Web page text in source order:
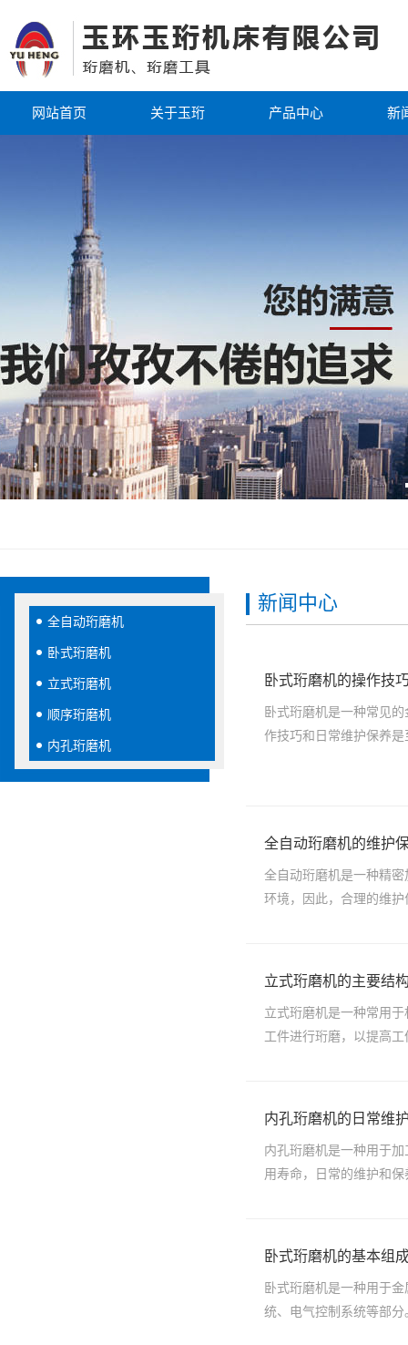
网站首页 关于玉珩 产品中心 新
全自动珩磨机
卧式珩磨机
立式珩磨机
顺序珩磨机
内孔珩磨机
新闻中心
卧式珩磨机的操作技
卧式珩磨机是一种常见
作技巧和日常维护保养
全自动珩磨机的维护
全自动珩磨机是一种精
环境，因此，合理的维
立式珩磨机的主要结
立式珩磨机是一种常用
工件进行珩磨，以提高
内孔珩磨机的日常维
内孔珩磨机是一种用于
用寿命，日常的维护和
卧式珩磨机的基本组
卧式珩磨机是一种用于
统、电气控制系统等部